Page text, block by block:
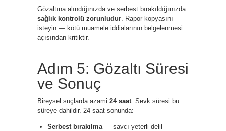
Gözaltına alındığınızda ve serbest bırakıldığınızda
sağlık kontrolü zorunludur. Rapor kopyasını
isteyin — kötü muamele iddialarının belgelenmesi
açısından kritiktir.
Adım 5: Gözaltı Süresi
ve Sonuç
Bireysel suçlarda azami 24 saat. Sevk süresi bu
süreye dahildir. 24 saat sonunda:
Serbest bırakılma— savcı yeterli delil